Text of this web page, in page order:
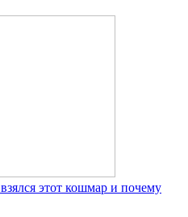
этот кошмар и почему